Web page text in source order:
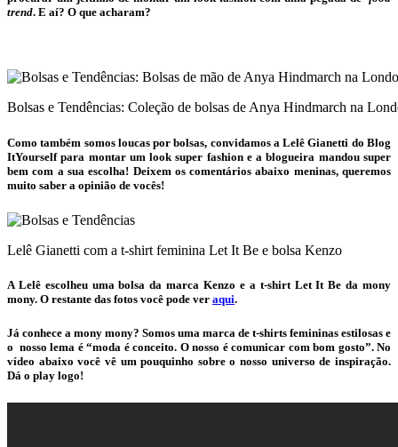
trend. E aí? O que acharam?
Bolsas e Tendências: Coleção de bolsas de Anya Hindmarch na
Como também somos loucas por bolsas, convidamos a Lelê Gianetti do Blog
ItYourself para montar um look super fashion e a blogueira mandou super
bem com a sua escolha! Deixem os comentários abaixo meninas, queremos
muito saber a opinião de vocês!
Lelê Gianetti com a t-shirt feminina Let It Be e bolsa Kenzo
A Lelê escolheu uma bolsa da marca Kenzo e a t-shirt Let It Be da mony
mony. O restante das fotos você pode ver aqui.
Já conhece a mony mony? Somos uma marca de t-shirts femininas estilosas e
o nosso lema é “moda é conceito. O nosso é comunicar com bom gosto”. No
vídeo abaixo você vê um pouquinho sobre o nosso universo de inspiração.
Dá o play logo!